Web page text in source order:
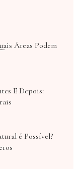
Áreas Podem
E Depois:
é Possível?